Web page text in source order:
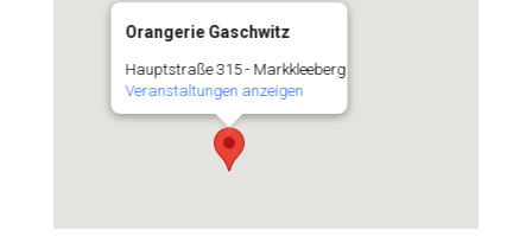
Orangerie Gaschwitz
Hauptstraße 315 - Markkleeberg
Veranstaltungen anzeigen